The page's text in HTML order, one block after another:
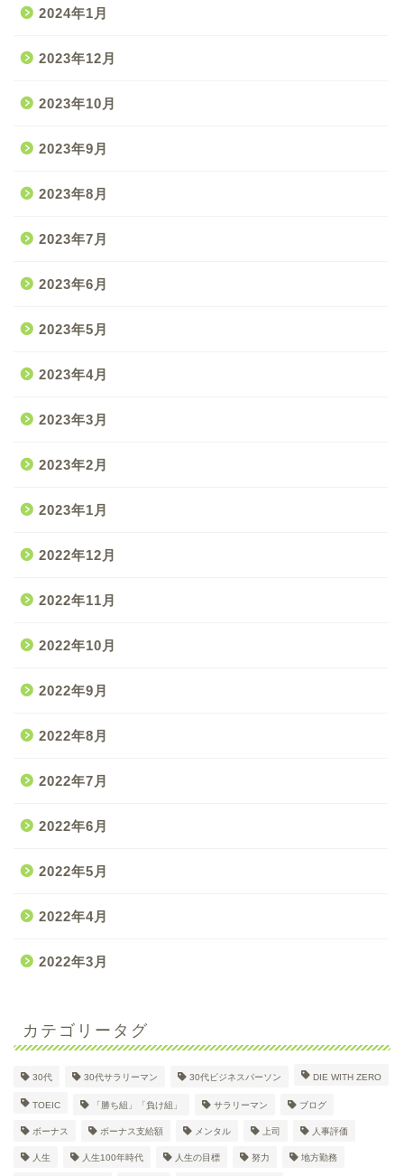
2024年1月
2023年12月
2023年10月
2023年9月
2023年8月
2023年7月
2023年6月
2023年5月
2023年4月
2023年3月
2023年2月
2023年1月
2022年12月
2022年11月
2022年10月
2022年9月
2022年8月
2022年7月
2022年6月
2022年5月
2022年4月
2022年3月
カテゴリータグ
30代 30代サラリーマン 30代ビジネスパーソン DIE WITH ZERO
TOEIC 「勝ち組」「負け組」 サラリーマン ブログ
ボーナス ボーナス支給額 メンタル 上司 人事評価
人生 人生100年時代 人生の目標 努力 地方勤務
30代大企業サラリーマン
Dのプロフィール